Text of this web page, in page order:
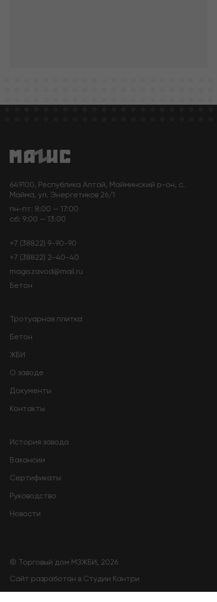
649100, Республика Алтай, Майминский р-он, с.
Майма, ул. Энергетиков 26/1
пн-пт: 8:00 — 17:00
сб: 9:00 — 13:00
+7 (38822) 9-90-90
+7 (38822) 2-40-40
magiszavod@mail.ru
Бетон
Тротуарная плитка
Бетон
ЖБИ
О заводе
Документы
Контакты
История завода
Вакансии
Сертификаты
Руководство
Новости
© Торговый дом МЗЖБИ, 2026
Сайт разработан в Студии Кантри